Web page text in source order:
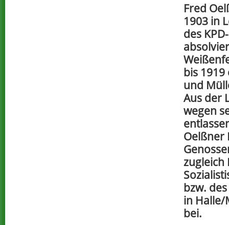
Fred
1903 in
des
bis
und
Aus der
wegen
Oelßner
zugleich
bzw.
in Halle/
bei.